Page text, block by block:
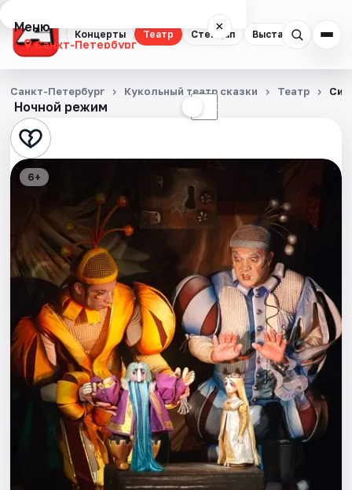
Концерты Театр Стендап Выставки
Меню ×
Санкт-Петербург
Концерты
Театр
Стендап
Квесты
Экскурсии
Спорт
События
Города
Площадки
Артисты
Ночной режим ☾
Санкт-Петербург Кукольный театр сказки Театр
6+